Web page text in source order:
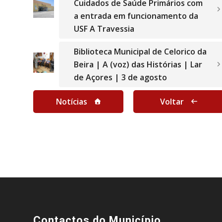
Cuidados de Saúde Primários com
a entrada em funcionamento da
USF A Travessia
Biblioteca Municipal de Celorico da
Beira | A (voz) das Histórias | Lar
de Açores | 3 de agosto
Notícias Voltar